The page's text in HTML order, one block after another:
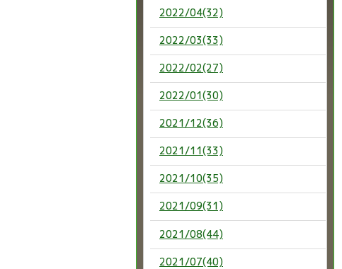
2022/04(32)
2022/03(33)
2022/02(27)
2022/01(30)
2021/12(36)
2021/11(33)
2021/10(35)
2021/09(31)
2021/08(44)
2021/07(40)